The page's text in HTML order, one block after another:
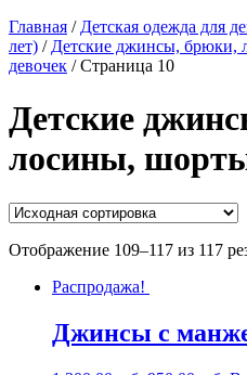
Главная / Детская одежда для
лет) / Детские джинсы, брюки,
девочек / Страница 10
Детские
лосины,
Отображение 109–117 из 117
Распродажа!
Джинсы с